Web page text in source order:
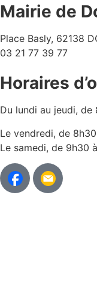
Mairie de
Place Basly, 62138
03 21 77 39 77
Horaires
Du lundi au jeudi, de
Le vendredi, de
Le samedi, de 9h30